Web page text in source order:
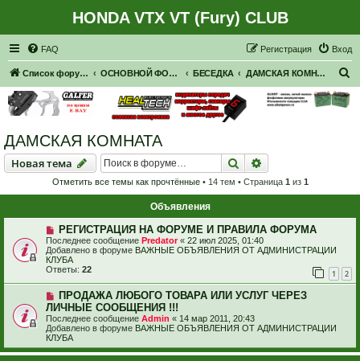
HONDA VTX VT (Fury) CLUB
FAQ Вход
Регистрация
Список форумов ОСНОВНОЙ ФОРУМ БЕСЕДКА ДАМСКАЯ КОМНАТА
ДАМСКАЯ КОМНАТА
Новая тема
Новаятема Поиск
Отметить все темы как прочтённые• 14 тем • Страница 1 из 1
Объявления
РЕГИСТРАЦИЯ НА ФОРУМЕ И ПРАВИЛА ФОРУМА
Последнее сообщение Predator« 22 июл 2025, 01:40
Добавлено в форуме ВАЖНЫЕ ОБЪЯВЛЕНИЯ ОТ АДМИНИСТРАЦИИ
КЛУБА
Ответы: 22 1 2
ПРОДАЖА ЛЮБОГО ТОВАРА ИЛИ УСЛУГ ЧЕРЕЗ
ЛИЧНЫЕ СООБЩЕНИЯ !!!
Последнее сообщение Admin « 14 мар 2011, 20:43
Добавлено в форуме ВАЖНЫЕ ОБЪЯВЛЕНИЯ ОТ АДМИНИСТРАЦИИ
КЛУБА